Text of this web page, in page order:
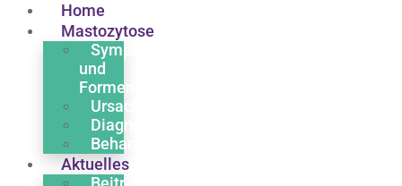
Home
Mastozytose
Symptome
und
Formen
Ursachen
Diagnose
Behandlung
Aktuelles